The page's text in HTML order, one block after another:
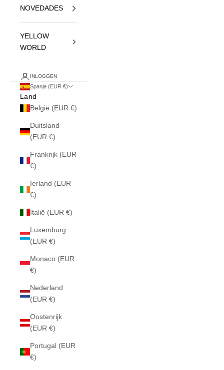
NOVEDADES
YELLOW
WORLD
INLOGGEN
Spanje (EUR €)
Land
België (EUR €)
Duitsland
(EUR €)
Frankrijk (EUR
€)
Ierland (EUR
€)
Italië (EUR €)
Luxemburg
(EUR €)
Monaco (EUR
€)
Nederland
(EUR €)
Oostenrijk
(EUR €)
Portugal (EUR
€)